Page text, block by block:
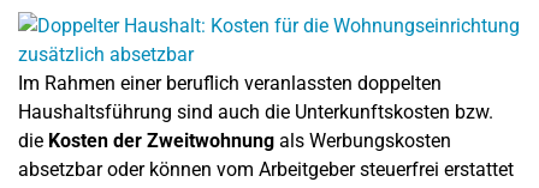
Im Rahmen einer beruflich veranlassten doppelten
Haushaltsführung sind auch die Unterkunftskosten bzw.
die Kosten der Zweitwohnung als Werbungskosten
absetzbar oder können vom Arbeitgeber steuerfrei erstattet